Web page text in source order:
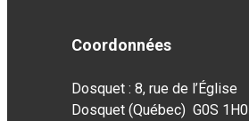
Coordonnées
Dosquet : 8, rue de l’Église
Dosquet (Québec) G0S 1H0